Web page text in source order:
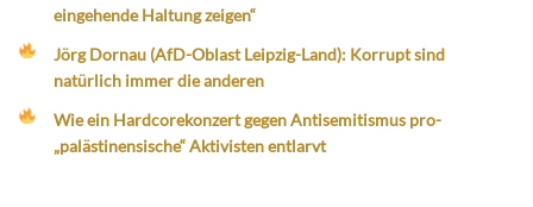
eingehende Haltung zeigen“
Jörg Dornau (AfD-Oblast Leipzig-Land): Korrupt sind
natürlich immer die anderen
Wie ein Hardcorekonzert gegen Antisemitismus pro-
„palästinensische“ Aktivisten entlarvt